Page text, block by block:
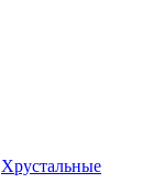
Хрустальные